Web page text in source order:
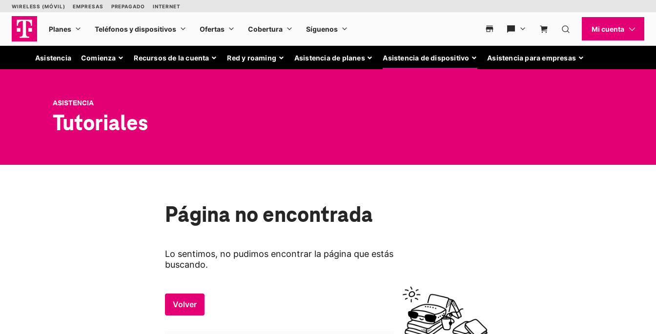
Asistencia Comienza Recursos de la cuenta Red y roaming Asistencia de planes Asistencia de dispositivo Asistencia para empresas
ASISTENCIA
Tutoriales